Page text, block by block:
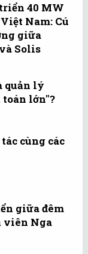
40 MW
Nam: Cú
giữa
Solis
quản lý
lớn"?
cùng các
giữa đêm
viên Nga